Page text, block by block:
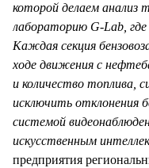
которой делаем анализ
лабораторию G-Lab, где
Каждая секция
ходе движения с
и количество
исключить отклонения
системой
искусственным
предприятия